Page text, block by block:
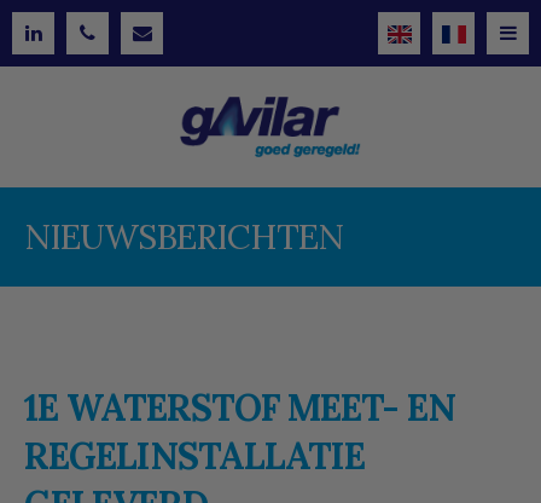
NIEUWSBERICHTEN
1E WATERSTOF MEET- EN
REGELINSTALLATIE